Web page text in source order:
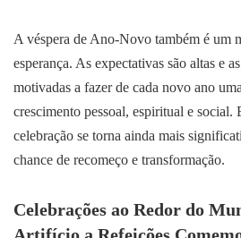
A véspera de Ano-Novo também é um
esperança. As expectativas são altas e
motivadas a fazer de cada novo ano
crescimento pessoal, espiritual e social.
celebração se torna ainda mais
chance de recomeço e transformação.
Celebrações ao Redor do